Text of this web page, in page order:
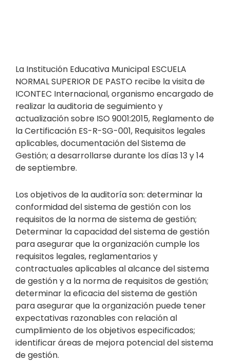
La Institución Educativa Municipal ESCUELA
NORMAL SUPERIOR DE PASTO recibe la visita de
ICONTEC Internacional, organismo encargado de
realizar la auditoria de seguimiento y
actualización sobre ISO 9001:2015, Reglamento de
la Certificación ES-R-SG-001, Requisitos legales
aplicables, documentación del Sistema de
Gestión; a desarrollarse durante los días 13 y 14
de septiembre.
Los objetivos de la auditoría son: determinar la
conformidad del sistema de gestión con los
requisitos de la norma de sistema de gestión;
Determinar la capacidad del sistema de gestión
para asegurar que la organización cumple los
requisitos legales, reglamentarios y
contractuales aplicables al alcance del sistema
de gestión y a la norma de requisitos de gestión;
determinar la eficacia del sistema de gestión
para asegurar que la organización puede tener
expectativas razonables con relación al
cumplimiento de los objetivos especificados;
identificar áreas de mejora potencial del sistema
de gestión.